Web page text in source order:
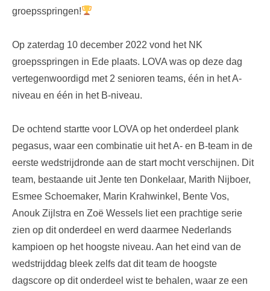
groepsspringen!
Op zaterdag 10 december 2022 vond het NK
groepsspringen in Ede plaats. LOVA was op deze dag
vertegenwoordigd met 2 senioren teams, één in het A-
niveau en één in het B-niveau.
De ochtend startte voor LOVA op het onderdeel plank
pegasus, waar een combinatie uit het A- en B-team in de
eerste wedstrijdronde aan de start mocht verschijnen. Dit
team, bestaande uit Jente ten Donkelaar, Marith Nijboer,
Esmee Schoemaker, Marin Krahwinkel, Bente Vos,
Anouk Zijlstra en Zoë Wessels liet een prachtige serie
zien op dit onderdeel en werd daarmee Nederlands
kampioen op het hoogste niveau. Aan het eind van de
wedstrijddag bleek zelfs dat dit team de hoogste
dagscore op dit onderdeel wist te behalen, waar ze een